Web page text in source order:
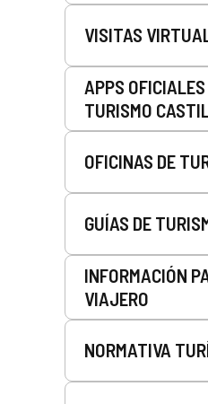
VISITAS
APPS OFICIALES
TURISMO
OFICINAS DE
GUÍAS DE
INFORMACIÓN
VIAJERO
NORMATIVA